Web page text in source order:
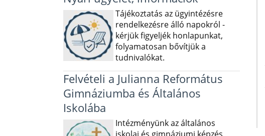
Tájékoztatás az ügyintézésre
rendelkezésre álló napokról -
kérjük figyeljék honlapunkat,
folyamatosan bővítjük a
tudnivalókat.
Felvételi a Julianna Református
Gimnáziumba és Általános
Iskolába
Intézményünk az általános